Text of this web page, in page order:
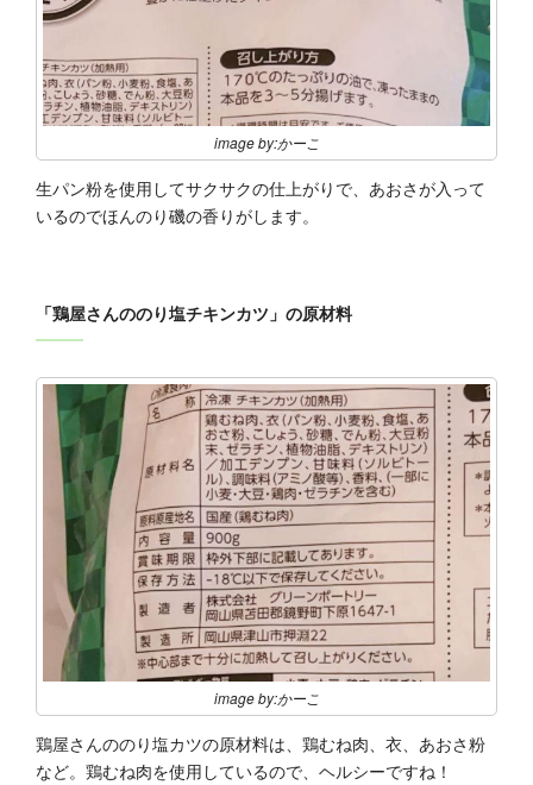
image by:かーこ
生パン粉を使用してサクサクの仕上がりで、あおさが入って
いるのでほんのり磯の香りがします。
「鶏屋さんののり塩チキンカツ」の原材料
image by:かーこ
鶏屋さんののり塩カツの原材料は、鶏むね肉、衣、あおさ粉
など。鶏むね肉を使用しているので、ヘルシーですね！